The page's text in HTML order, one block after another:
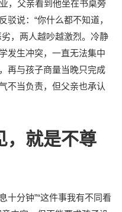
，父亲看到他坐在书桌旁
说：“你什么都不知道，
，两人越吵越激烈。冷静
发生冲突，一直无法集中
再与孩子商量当晚只完成
不当负责，但父亲也承认
，就是不尊
十分钟”“这件事我有不同看